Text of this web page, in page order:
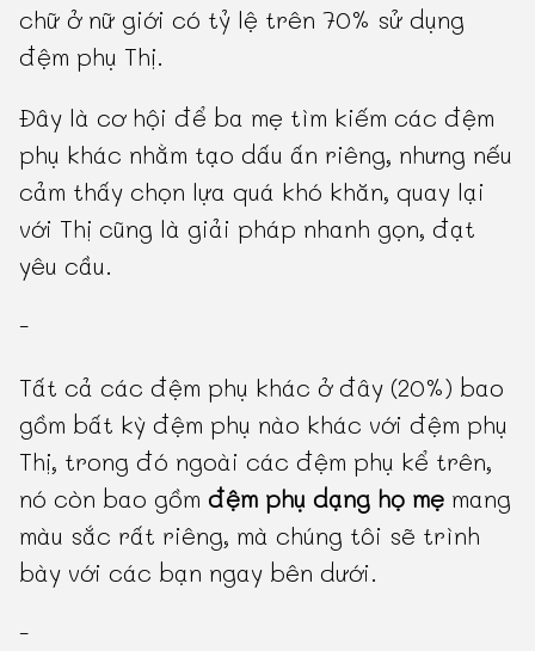
chữ ở nữ giới có tỷ lệ trên 70% sử dụng
đệm phụ Thị.
Đây là cơ hội để ba mẹ tìm kiếm các đệm
phụ khác nhằm tạo dấu ấn riêng, nhưng nếu
cảm thấy chọn lựa quá khó khăn, quay lại
với Thị cũng là giải pháp nhanh gọn, đạt
yêu cầu.
-
Tất cả các đệm phụ khác ở đây (20%) bao
gồm bất kỳ đệm phụ nào khác với đệm phụ
Thị, trong đó ngoài các đệm phụ kể trên,
nó còn bao gồmđệm phụ dạng họ mẹ mang
màu sắc rất riêng, mà chúng tôi sẽ trình
bày với các bạn ngay bên dưới.
-